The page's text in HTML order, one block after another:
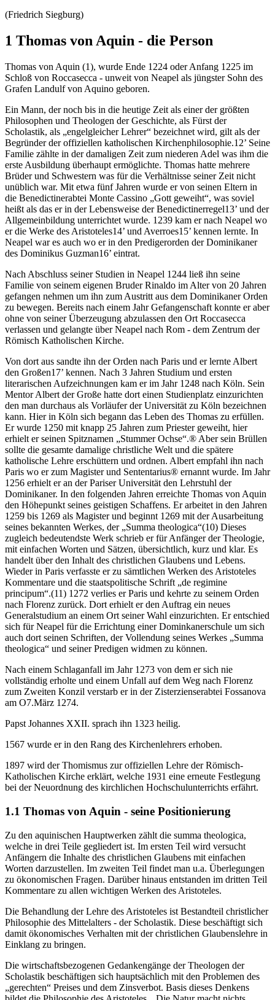
(Friedrich Siegburg)
1 Thomas von Aquin - die Person
Thomas von Aquin (1), wurde Ende 1224 oder Anfang 1225 im
Schloß von Roccasecca - unweit von Neapel als jüngster Sohn des
Grafen Landulf von Aquino geboren.
Ein Mann, der noch bis in die heutige Zeit als einer der größten
Philosophen und Theologen der Geschichte, als Fürst der
Scholastik, als „engelgleicher Lehrer“ bezeichnet wird, gilt als der
Begründer der offiziellen katholischen Kirchenphilosophie.12’ Seine
Familie zählte in der damaligen Zeit zum niederen Adel was ihm die
erste Ausbildung überhaupt ermöglichte. Thomas hatte mehrere
Brüder und Schwestern was für die Verhältnisse seiner Zeit nicht
unüblich war. Mit etwa fünf Jahren wurde er von seinen Eltern in
die Benedictinerabtei Monte Cassino „Gott geweiht“, was soviel
heißt als das er in der Lebensweise der Benedictinerregel13’ und der
Allgemeinbildung unterrichtet wurde. 1239 kam er nach Neapel wo
er die Werke des Aristoteles14’ und Averroes15’ kennen lernte. In
Neapel war es auch wo er in den Predigerorden der Dominikaner
des Dominikus Guzman16’ eintrat.
Nach Abschluss seiner Studien in Neapel 1244 ließ ihn seine
Familie von seinem eigenen Bruder Rinaldo im Alter von 20 Jahren
gefangen nehmen um ihn zum Austritt aus dem Dominikaner Orden
zu bewegen. Bereits nach einem Jahr Gefangenschaft konnte er aber
ohne von seiner Überzeugung abzulassen den Ort Roccasecca
verlassen und gelangte über Neapel nach Rom - dem Zentrum der
Römisch Katholischen Kirche.
Von dort aus sandte ihn der Orden nach Paris und er lernte Albert
den Großen17’ kennen. Nach 3 Jahren Studium und ersten
literarischen Aufzeichnungen kam er im Jahr 1248 nach Köln. Sein
Mentor Albert der Große hatte dort einen Studienplatz einzurichten
den man durchaus als Vorläufer der Universität zu Köln bezeichnen
kann. Hier in Köln sich begann das Leben des Thomas zu erfüllen.
Er wurde 1250 mit knapp 25 Jahren zum Priester geweiht, hier
erhielt er seinen Spitznamen „Stummer Ochse“.® Aber sein Brüllen
sollte die gesamte damalige christliche Welt und die spätere
katholische Lehre erschüttern und ordnen. Albert empfahl ihn nach
Paris wo er zum Magister und Sententarius® ernannt wurde. Im Jahr
1256 erhielt er an der Pariser Universität den Lehrstuhl der
Dominikaner. In den folgenden Jahren erreichte Thomas von Aquin
den Höhepunkt seines geistigen Schaffens. Er arbeitet in den Jahren
1259 bis 1269 als Magister und beginnt 1269 mit der Ausarbeitung
seines bekannten Werkes, der „Summa theologica“(10) Dieses
zugleich bedeutendste Werk schrieb er für Anfänger der Theologie,
mit einfachen Worten und Sätzen, übersichtlich, kurz und klar. Es
handelt über den Inhalt des christlichen Glaubens und Lebens.
Wieder in Paris verfasste er zu sämtlichen Werken des Aristoteles
Kommentare und die staatspolitische Schrift „de regimine
principum“.(11) 1272 verlies er Paris und kehrte zu seinem Orden
nach Florenz zurück. Dort erhielt er den Auftrag ein neues
Generalstudium an einem Ort seiner Wahl einzurichten. Er entschied
sich für Neapel für die Errichtung einer Dominkanerschule um sich
auch dort seinen Schriften, der Vollendung seines Werkes „Summa
theologica“ und seiner Predigen widmen zu können.
Nach einem Schlaganfall im Jahr 1273 von dem er sich nie
vollständig erholte und einem Unfall auf dem Weg nach Florenz
zum Zweiten Konzil verstarb er in der Zisterzienserabtei Fossanova
am O7.März 1274.
Papst Johannes XXII. sprach ihn 1323 heilig.
1567 wurde er in den Rang des Kirchenlehrers erhoben.
1897 wird der Thomismus zur offiziellen Lehre der Römisch-
Katholischen Kirche erklärt, welche 1931 eine erneute Festlegung
bei der Neuordnung des kirchlichen Hochschulunterrichts erfährt.
1.1 Thomas von Aquin - seine Positionierung
Zu den aquinischen Hauptwerken zählt die summa theologica,
welche in drei Teile gegliedert ist. Im ersten Teil wird versucht
Anfängern die Inhalte des christlichen Glaubens mit einfachen
Worten darzustellen. Im zweiten Teil findet man u.a. Überlegungen
zu ökonomischen Fragen. Darüber hinaus entstanden im dritten Teil
Kommentare zu allen wichtigen Werken des Aristoteles.
Die Behandlung der Lehre des Aristoteles ist Bestandteil christlicher
Philosophie des Mittelalters - der Scholastik. Diese beschäftigt sich
damit ökonomisches Verhalten mit der christlichen Glaubenslehre in
Einklang zu bringen.
Die wirtschaftsbezogenen Gedankengänge der Theologen der
Scholastik beschäftigen sich hauptsächlich mit den Problemen des
„gerechten“ Preises und dem Zinsverbot. Basis dieses Denkens